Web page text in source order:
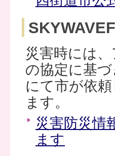
災害時には
の協定に基
にて市が依
ます。
災害防災情
ます